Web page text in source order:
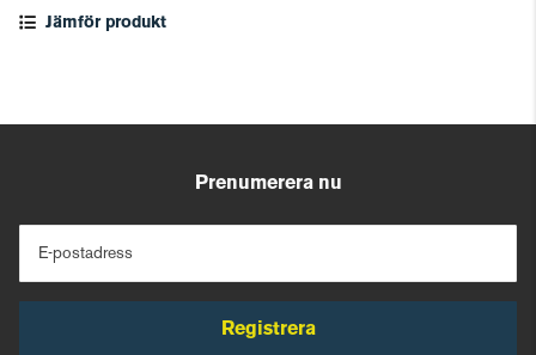
Jämför produkt
Prenumerera nu
E-postadress
Registrera